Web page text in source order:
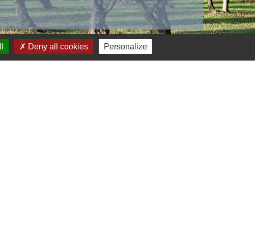
Deny all cookies Personalize